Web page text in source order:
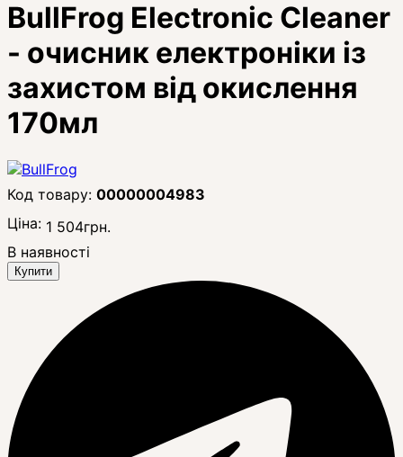
BullFrog Electronic Cleaner
- очисник електроніки із
захистом від окислення
170мл
00000004983
Ціна: 1 504грн.
В наявності
Купити